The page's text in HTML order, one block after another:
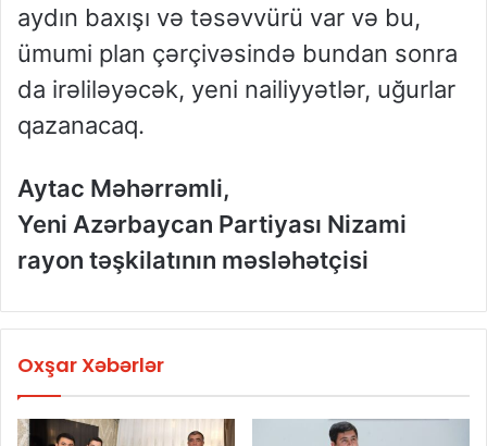
aydın baxışı və təsəvvürü var və bu,
ümumi plan çərçivəsində bundan sonra
da irəliləyəcək, yeni nailiyyətlər, uğurlar
qazanacaq.
Aytac Məhərrəmli,
Yeni Azərbaycan Partiyası Nizami
rayon təşkilatının məsləhətçisi
Oxşar Xəbərlər